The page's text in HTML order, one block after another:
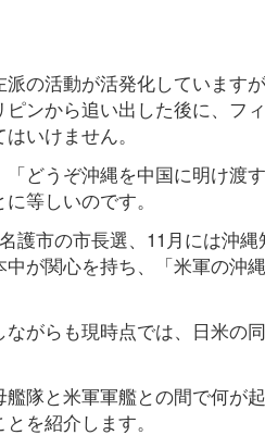
の活動が活発化しています
ンから追い出した後に、フ
いけません。
どうぞ沖縄を中国に明け渡
等しいのです。
護市の市長選、11月には沖
が関心を持ち、「米軍の沖
がらも現時点では、日米の
隊と米軍軍艦との間で何が
を紹介します。